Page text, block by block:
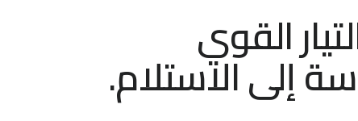
القوي
إلى الاستلام.